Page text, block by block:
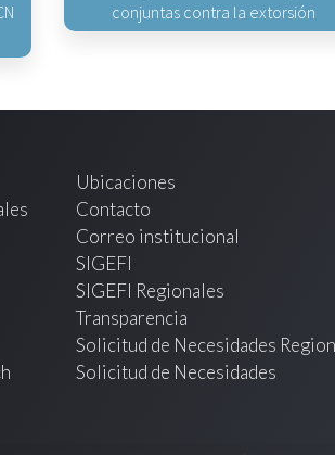
conjuntas contra la extorsión
Ubicaciones
Contacto
Correo institucional
SIGEFI
SIGEFI Regionales
Transparencia
Solicitud de Necesidades
Solicitud de Necesidades